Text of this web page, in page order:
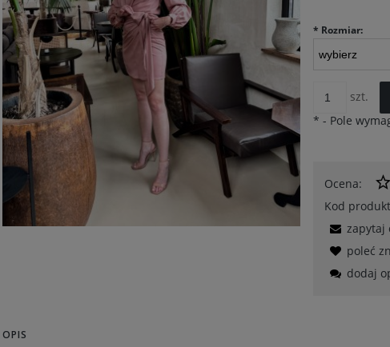
Frotka w czerwone kwiaty na białym tle
7,60 zł
Cena regularna:
19,00 zł
Najniższa cena:
19,00 zł
Do koszyka
BODY cynamonowe okrągłe dekolty
67,60 zł
Cena regularna:
Najniższa cena:
169,00 zł
Do koszyka
* Rozmiar:
szt.
* - Pole
Ocena:
Kod
zapytaj
poleć
dodaj
OPIS